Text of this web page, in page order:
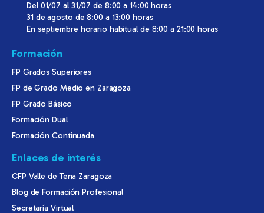
Del 01/07 al 31/07 de 8:00 a 14:00 horas
31 de agosto de 8:00 a 13:00 horas
En septiembre horario habitual de 8:00 a 21:00 horas
Formación
FP Grados Superiores
FP de Grado Medio en Zaragoza
FP Grado Básico
Formación Dual
Formación Continuada
Enlaces de interés
CFP Valle de Tena Zaragoza
Blog de Formación Profesional
Secretaría Virtual